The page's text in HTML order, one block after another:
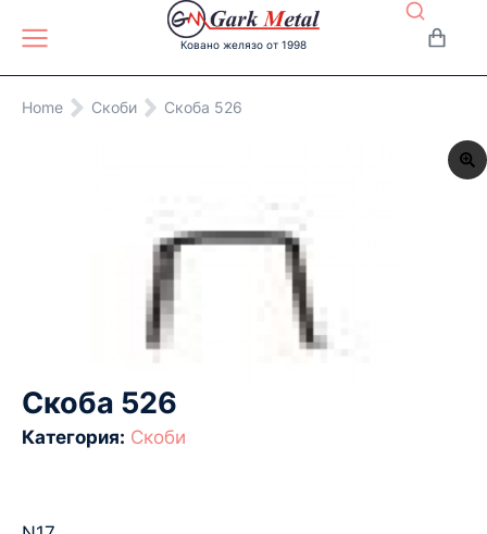
Ковано желязо от 1998
You are here:
Home Скоби Скоба 526
Скоба 526
Категория: Скоби